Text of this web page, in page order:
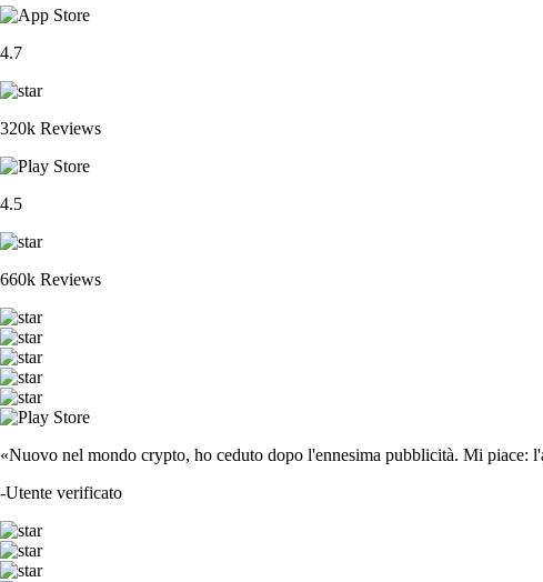
4.7
320k Reviews
4.5
660k Reviews
«Nuovo nel mondo crypto, ho ceduto dopo l'ennesima pubblicità. Mi piace:
-Utente verificato